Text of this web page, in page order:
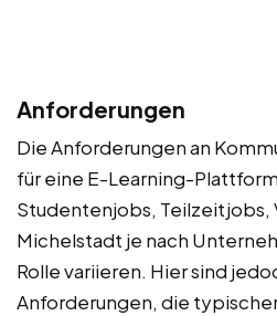
Anforderungen
Die Anforderungen an
für eine E-Learning-
Studentenjobs, Teilzeitjobs,
Michelstadt je nach
Rolle variieren. Hier sind
Anforderungen, die